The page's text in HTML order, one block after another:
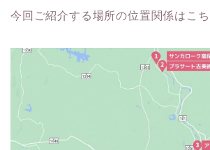
今回ご紹介する場所の位置関係はこち